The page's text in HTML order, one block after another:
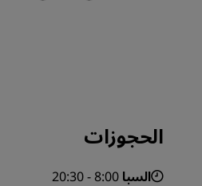
الحجوزات
السبا 8:00 - 20:30